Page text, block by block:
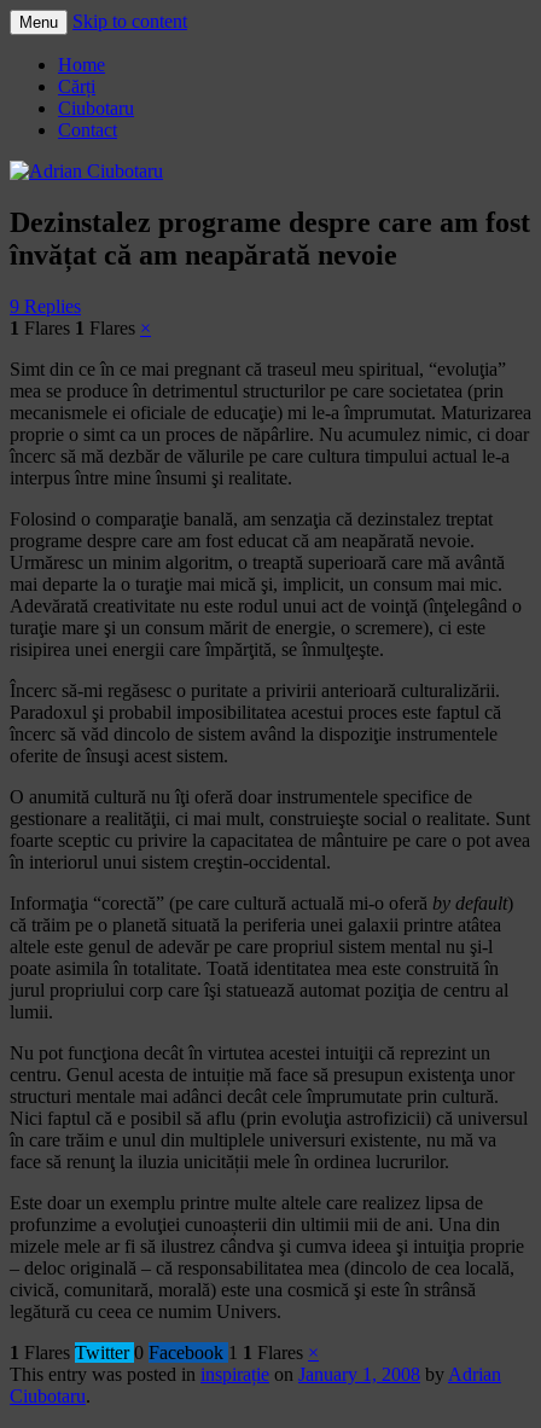
Adrian Ciubotaru
Menu Skip to content
Home
Cărți
Ciubotaru
Contact
Dezinstalez programe despre care am fost
învățat că am neapărată nevoie
9 Replies
1 Flares 1 Flares ×
Simt din ce în ce mai pregnant că traseul meu spiritual, “evoluţia”
mea se produce în detrimentul structurilor pe care societatea (prin
mecanismele ei oficiale de educaţie) mi le-a împrumutat. Maturizarea
proprie o simt ca un proces de năpârlire. Nu acumulez nimic, ci doar
încerc să mă dezbăr de vălurile pe care cultura timpului actual le-a
interpus între mine însumi şi realitate.
Folosind o comparaţie banală, am senzaţia că dezinstalez treptat
programe despre care am fost educat că am neapărată nevoie.
Urmăresc un minim algoritm, o treaptă superioară care mă avântă
mai departe la o turaţie mai mică şi, implicit, un consum mai mic.
Adevărată creativitate nu este rodul unui act de voinţă (înţelegând o
turaţie mare şi un consum mărit de energie, o scremere), ci este
risipirea unei energii care împărţită, se înmulţeşte.
Încerc să-mi regăsesc o puritate a privirii anterioară culturalizării.
Paradoxul şi probabil imposibilitatea acestui proces este faptul că
încerc să văd dincolo de sistem având la dispoziţie instrumentele
oferite de însuşi acest sistem.
O anumită cultură nu îţi oferă doar instrumentele specifice de
gestionare a realităţii, ci mai mult, construieşte social o realitate. Sunt
foarte sceptic cu privire la capacitatea de mântuire pe care o pot avea
în interiorul unui sistem creştin-occidental.
Informaţia “corectă” (pe care cultură actuală mi-o oferă by default)
că trăim pe o planetă situată la periferia unei galaxii printre atâtea
altele este genul de adevăr pe care propriul sistem mental nu şi-l
poate asimila în totalitate. Toată identitatea mea este construită în
jurul propriului corp care îşi statuează automat poziţia de centru al
lumii.
Nu pot funcţiona decât în virtutea acestei intuiţii că reprezint un
centru. Genul acesta de intuiție mă face să presupun existenţa unor
structuri mentale mai adânci decât cele împrumutate prin cultură.
Nici faptul că e posibil să aflu (prin evoluţia astrofizicii) că universul
în care trăim e unul din multiplele universuri existente, nu mă va
face să renunţ la iluzia unicității mele în ordinea lucrurilor.
Este doar un exemplu printre multe altele care realizez lipsa de
profunzime a evoluţiei cunoașterii din ultimii mii de ani. Una din
mizele mele ar fi să ilustrez cândva şi cumva ideea şi intuiţia proprie
– deloc originală – că responsabilitatea mea (dincolo de cea locală,
civică, comunitară, morală) este una cosmică şi este în strânsă
legătură cu ceea ce numim Univers.
1 Flares Twitter 0 Facebook 1 1 Flares ×
This entry was posted in inspirație on January 1, 2008 by Adrian
Ciubotaru.